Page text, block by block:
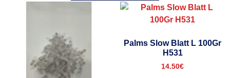
Palms Slow Blatt L 100Gr
H531
14.50€